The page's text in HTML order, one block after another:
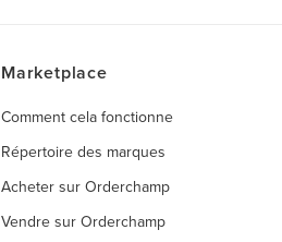
Marketplace
Comment cela fonctionne
Répertoire des marques
Acheter sur Orderchamp
Vendre sur Orderchamp